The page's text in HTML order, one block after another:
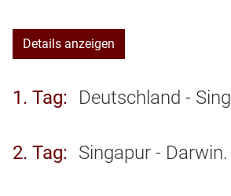
Details anzeigen
1. Tag Deutschland -
2. Tag Singapur - Darwin.